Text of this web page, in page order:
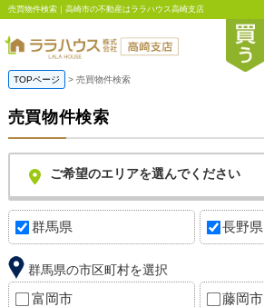
売買物件検索｜高崎市の不動産はララハウス高崎支店
TOPページ 売買物件検索
売買物件検索
ご希望のエリアを選んでください
群馬県 長野県
群馬県の市区町村を選択
富岡市 藤岡市